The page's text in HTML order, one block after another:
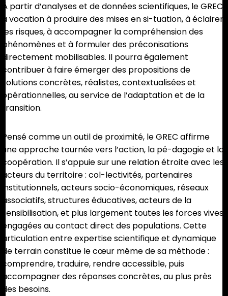
À partir d’analyses et de données scientifiques, le GREC
a vocation à produire des mises en si-tuation, à éclairer
les risques, à accompagner la compréhension des
phénomènes et à formuler des préconisations
directement mobilisables. Il pourra également
contribuer à faire émerger des propositions de
solutions concrètes, réalistes, contextualisées et
opérationnelles, au service de l’adaptation et de la
transition.
Pensé comme un outil de proximité, le GREC affirme
une approche tournée vers l’action, la pé-dagogie et la
coopération. Il s’appuie sur une relation étroite avec les
acteurs du territoire : col-lectivités, partenaires
institutionnels, acteurs socio-économiques, réseaux
associatifs, structures éducatives, acteurs de la
sensibilisation, et plus largement toutes les forces vives
engagées au contact direct des populations. Cette
articulation entre expertise scientifique et dynamique
de terrain constitue le cœur même de sa méthode :
comprendre, traduire, rendre accessible, puis
accompagner des réponses concrètes, au plus près
des besoins.